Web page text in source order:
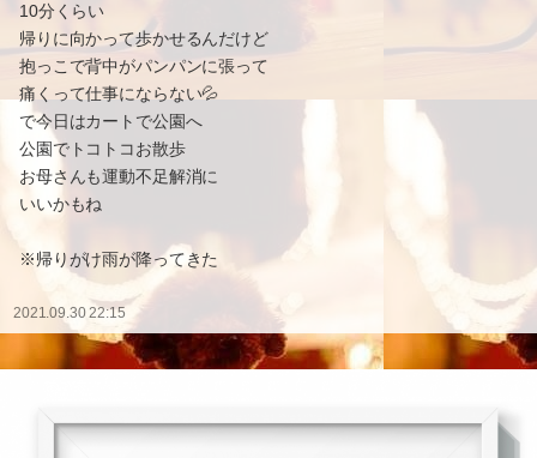
10分くらい
帰りに向かって歩かせるんだけど
抱っこで背中がパンパンに張って
痛くって仕事にならない💦
で今日はカートで公園へ
公園でトコトコお散歩
お母さんも運動不足解消に
いいかもね
※帰りがけ雨が降ってきた
2021.09.30 22:15